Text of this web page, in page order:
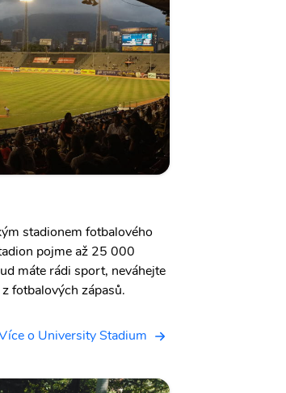
stadionem fotbalového
pojme až 25 000
máte rádi sport, neváhejte
fotbalových zápasů.
o University Stadium